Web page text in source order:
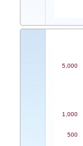
500
1,000
5,000